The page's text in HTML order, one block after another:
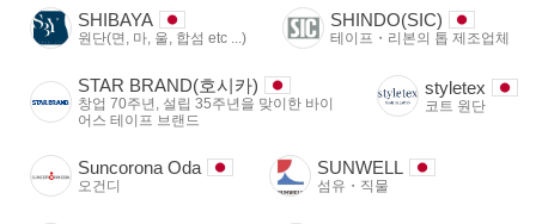
SHIBAYA
원단(면, 마, 울, 합섬 etc ...)
SHINDO(SIC)
테이프・리본의 톱 제조업체
STAR BRAND(호시카)
창업 70주년, 설립 35주년을 맞이한 바이
어스 테이프 브랜드
styletex
코트 원단
Suncorona Oda
오건디
SUNWELL
섬유・직물